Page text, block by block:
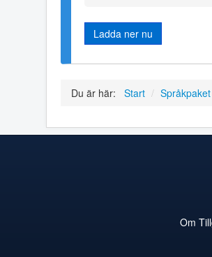
Ladda ner nu
Du är här: Start / Språkpaket
Om